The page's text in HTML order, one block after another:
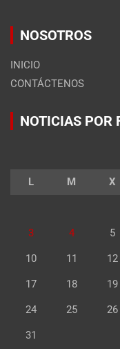
NOSOTROS
INICIO
CONTÁCTENOS
NOTICIAS POR
L M X
3 4 5
10 11 12
17 18 19
24 25 26
31